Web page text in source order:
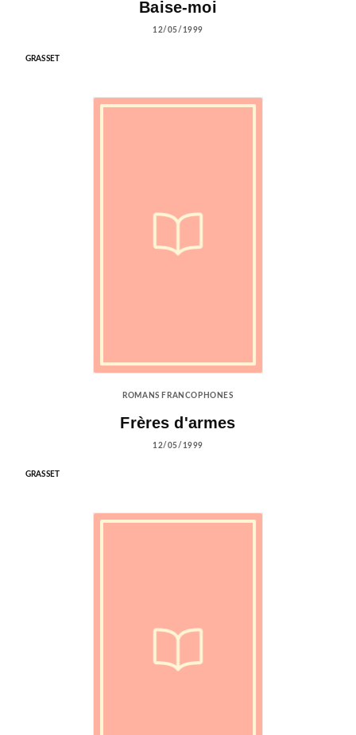
Baise-moi
12/05/1999
GRASSET
ROMANS FRANCOPHONES
Frères d'armes
12/05/1999
GRASSET